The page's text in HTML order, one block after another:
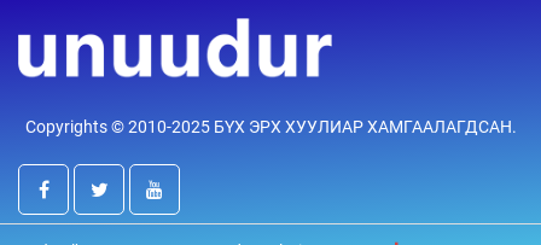
12 цаг 56 мин
үйлчилж буй гэв
13 цаг 26 мин
Copyrights © 2010-2025 БҮХ ЭРХ ХУУЛИАР ХАМГААЛАГДСАН.